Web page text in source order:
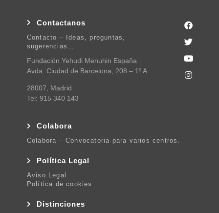
Contactanos
Contacto – Ideas, preguntas,
sugerencias…
Fundación Yehudi Menuhin España
Avda. Ciudad de Barcelona, 208 – 1º A
28007, Madrid
Tel: 915 340 143
Colabora
Colabora – Convocatoria para varios centros.
Política Legal
Aviso Legal
Política de cookies
Distinciones